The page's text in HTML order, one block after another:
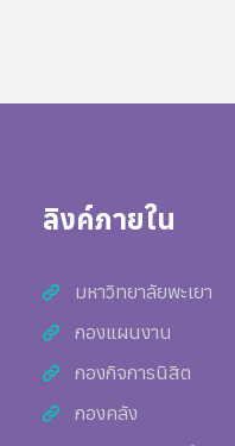
ลิงค์ภายใน
มหาวิทยาลัยพะเยา
กองแผนงาน
กองกิจการนิสิต
กองคลัง